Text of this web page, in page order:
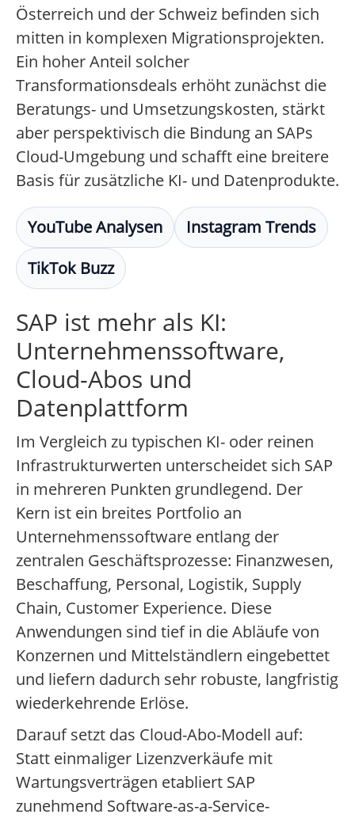
Österreich und der Schweiz befinden sich
mitten in komplexen Migrationsprojekten.
Ein hoher Anteil solcher
Transformationsdeals erhöht zunächst die
Beratungs- und Umsetzungskosten, stärkt
aber perspektivisch die Bindung an SAPs
Cloud-Umgebung und schafft eine breitere
Basis für zusätzliche KI- und Datenprodukte.
YouTube Analysen
Instagram Trends
TikTok Buzz
SAP ist mehr als KI:
Unternehmenssoftware,
Cloud-Abos und
Datenplattform
Im Vergleich zu typischen KI- oder reinen
Infrastrukturwerten unterscheidet sich SAP
in mehreren Punkten grundlegend. Der
Kern ist ein breites Portfolio an
Unternehmenssoftware entlang der
zentralen Geschäftsprozesse: Finanzwesen,
Beschaffung, Personal, Logistik, Supply
Chain, Customer Experience. Diese
Anwendungen sind tief in die Abläufe von
Konzernen und Mittelständlern eingebettet
und liefern dadurch sehr robuste, langfristig
wiederkehrende Erlöse.
Darauf setzt das Cloud-Abo-Modell auf:
Statt einmaliger Lizenzverkäufe mit
Wartungsverträgen etabliert SAP
zunehmend Software-as-a-Service-